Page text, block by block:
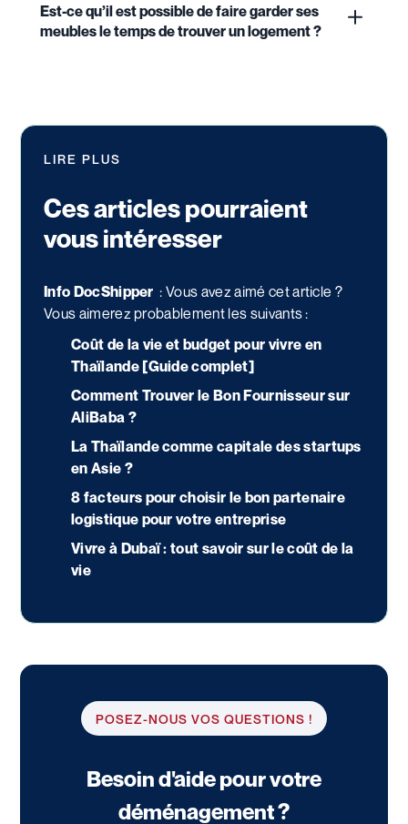
Est-ce qu’il est possible de faire garder ses
meubles le temps de trouver un logement ?
LIRE PLUS
Ces articles pourraient
vous intéresser
Info DocShipper : Vous avez aimé cet article ?
Vous aimerez probablement les suivants :
Coût de la vie et budget pour vivre en
Thaïlande [Guide complet]
Comment Trouver le Bon Fournisseur sur
AliBaba ?
La Thaïlande comme capitale des startups
en Asie ?
8 facteurs pour choisir le bon partenaire
logistique pour votre entreprise
Vivre à Dubaï : tout savoir sur le coût de la
vie
POSEZ-NOUS VOS QUESTIONS !
Besoin d'aide pour votre
déménagement ?